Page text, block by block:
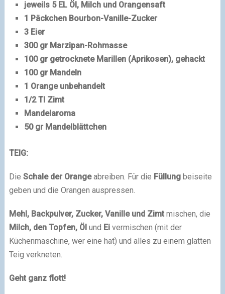
jeweils 5 EL Öl, Milch und Orangensaft
1 Päckchen Bourbon-Vanille-Zucker
3 Eier
300 gr Marzipan-Rohmasse
100 gr getrocknete Marillen (Aprikosen), gehackt
100 gr Mandeln
1 Orange unbehandelt
1/2 Tl Zimt
Mandelaroma
50 gr Mandelblättchen
TEIG:
Die Schale der Orangeabreiben. Für die Füllungbeiseite
geben und die Orangen auspressen.
Mehl, Backpulver, Zucker, Vanille und Zimtmischen, die
Milch, den Topfen, Ölund Eivermischen (mit der
Küchenmaschine, wer eine hat) und alles zu einem glatten
Teig verkneten.
Geht ganz flott!